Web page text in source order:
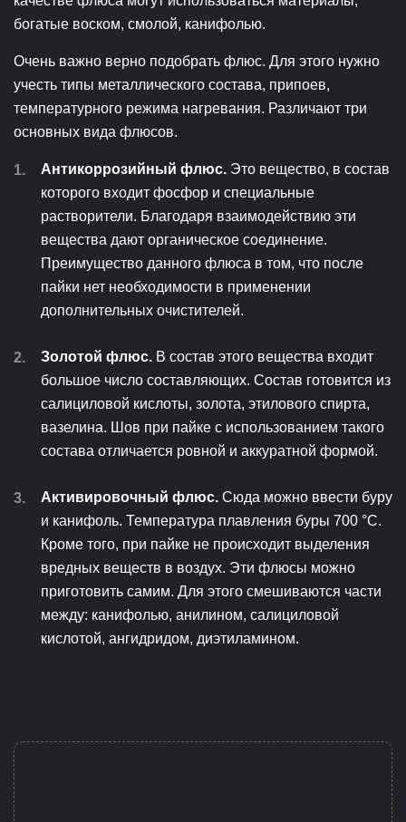
богатые воском, смолой, канифолью.
Очень важно верно подобрать флюс. Для этого нужно
учесть типы металлического состава, припоев,
температурного режима нагревания. Различают три
основных вида флюсов.
Антикоррозийный флюс. Это вещество, в состав
которого входит фосфор и специальные
растворители. Благодаря взаимодействию эти
вещества дают органическое соединение.
Преимущество данного флюса в том, что после
пайки нет необходимости в применении
дополнительных очистителей.
Золотой флюс. В состав этого вещества входит
большое число составляющих. Состав готовится из
салициловой кислоты, золота, этилового спирта,
вазелина. Шов при пайке с использованием такого
состава отличается ровной и аккуратной формой.
Активировочный флюс. Сюда можно ввести буру
и канифоль. Температура плавления буры 700 °С.
Кроме того, при пайке не происходит выделения
вредных веществ в воздух. Эти флюсы можно
приготовить самим. Для этого смешиваются части
между: канифолью, анилином, салициловой
кислотой, ангидридом, диэтиламином.